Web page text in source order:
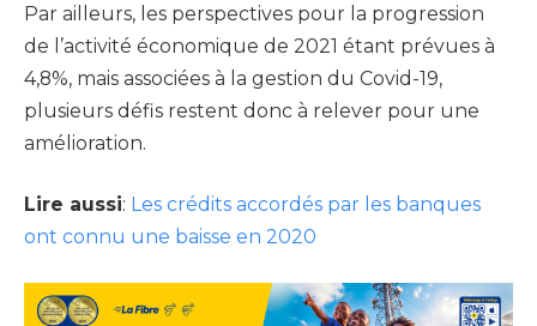
Par ailleurs, les perspectives pour la progression
de l’activité économique de 2021 étant prévues à
4,8%, mais associées à la gestion du Covid-19,
plusieurs défis restent donc à relever pour une
amélioration.
Lire aussi: Les crédits accordés par les banques
ont connu une baisse en 2020